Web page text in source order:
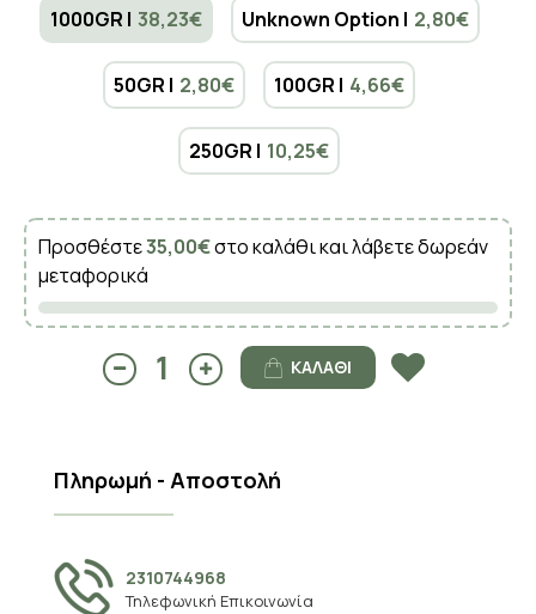
1000GR | 38,23€ Unknown Option | 2,80€
50GR | 2,80€ 100GR | 4,66€
250GR | 10,25€
Προσθέστε35,00€στο καλάθι και λάβετε δωρεάν
μεταφορικά
ΚΑΛΆΘΙ
Πληρωμή - Αποστολή
2310744968
Τηλεφωνική Επικοινωνία